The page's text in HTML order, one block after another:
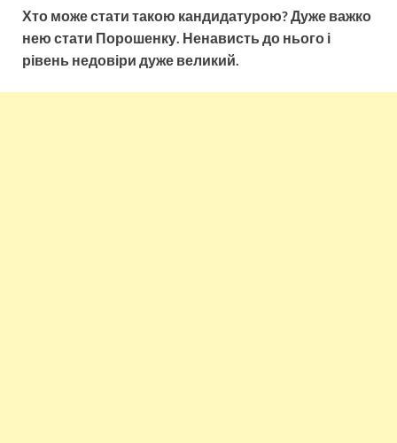
Хто може стати такою кандидатурою? Дуже важко
нею стати Порошенку. Ненависть до нього і
рівень недовіри дуже великий.